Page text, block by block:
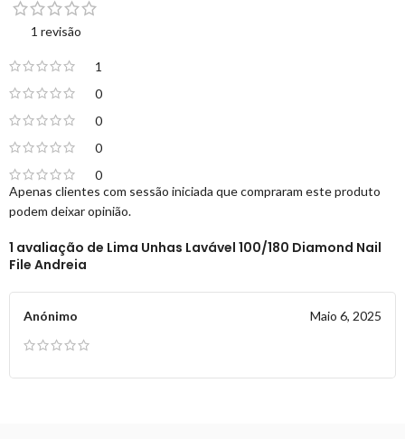
1 revisão
1
0
0
0
0
1 avaliação de Lima Unhas Lavável 100/180 Diamond Nail
File Andreia
Anónimo Maio 6, 2025
Apenas clientes com sessão iniciada que compraram este produto
podem deixar opinião.